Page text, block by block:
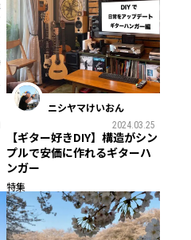
ニシヤマけいおん
2024.03.25
【ギター好きDIY】構造がシン
プルで安価に作れるギターハ
ンガー
特集